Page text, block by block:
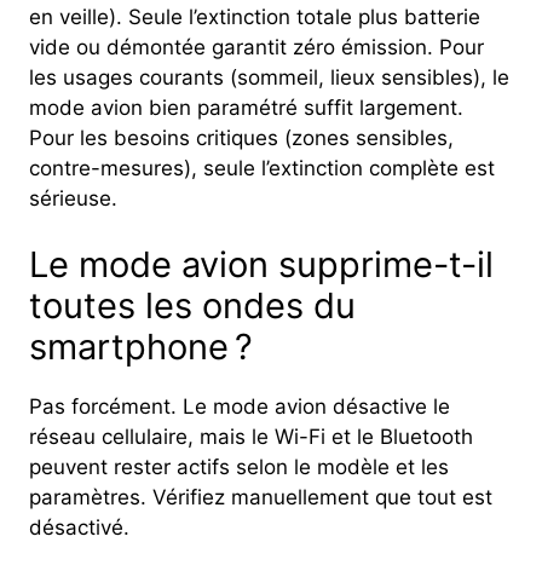
en veille). Seule l’extinction totale plus batterie
vide ou démontée garantit zéro émission. Pour
les usages courants (sommeil, lieux sensibles), le
mode avion bien paramétré suffit largement.
Pour les besoins critiques (zones sensibles,
contre-mesures), seule l’extinction complète est
sérieuse.
Le mode avion supprime-t-il
toutes les ondes du
smartphone ?
Pas forcément. Le mode avion désactive le
réseau cellulaire, mais le Wi-Fi et le Bluetooth
peuvent rester actifs selon le modèle et les
paramètres. Vérifiez manuellement que tout est
désactivé.